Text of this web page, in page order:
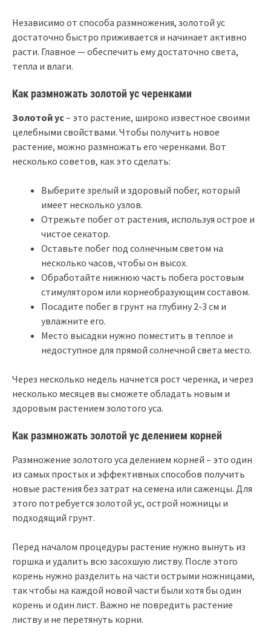
Независимо от способа размножения, золотой ус
достаточно быстро приживается и начинает активно
расти. Главное — обеспечить ему достаточно света,
тепла и влаги.
Как размножать золотой ус черенками
Золотой ус– это растение, широко известное своими
целебными свойствами. Чтобы получить новое
растение, можно размножать его черенками. Вот
несколько советов, как это сделать:
Выберите зрелый и здоровый побег, который
имеет несколько узлов.
Отрежьте побег от растения, используя острое и
чистое секатор.
Оставьте побег под солнечным светом на
несколько часов, чтобы он высох.
Обработайте нижнюю часть побега ростовым
стимулятором или корнеобразующим составом.
Посадите побег в грунт на глубину 2-3 см и
увлажните его.
Место высадки нужно поместить в теплое и
недоступное для прямой солнечной света место.
Через несколько недель начнется рост черенка, и через
несколько месяцев вы сможете обладать новым и
здоровым растением золотого уса.
Как размножать золотой ус делением корней
Размножение золотого уса делением корней – это один
из самых простых и эффективных способов получить
новые растения без затрат на семена или саженцы. Для
этого потребуется золотой ус, острой ножницы и
подходящий грунт.
Перед началом процедуры растение нужно вынуть из
горшка и удалить всю засохшую листву. После этого
корень нужно разделить на части острыми ножницами,
так чтобы на каждой новой части были хотя бы один
корень и один лист. Важно не повредить растение
листву и не перетянуть корни.